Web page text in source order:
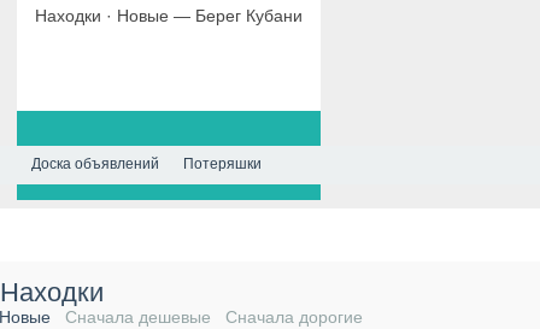
Находки · Новые — Берег Кубани
Доска объявлений Потеряшки
Находки
Новые Сначала дешевые Сначала дорогие